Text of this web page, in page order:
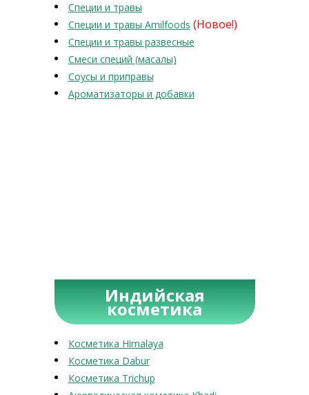
Специи и травы
Специи и травы Amilfoods (Новое!)
Специи и травы развесные
Смеси специй (масалы)
Соусы и приправы
Ароматизаторы и добавки
Индийская
косметика
Косметика Himalaya
Косметика Dabur
Косметика Trichup